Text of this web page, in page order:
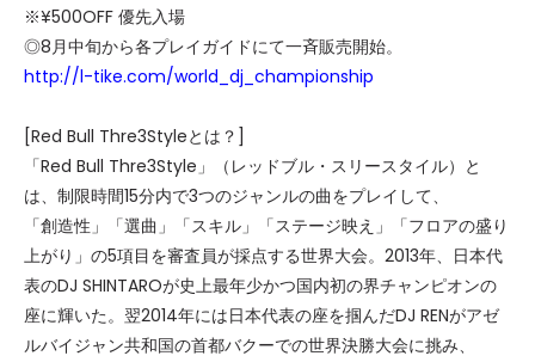
※¥500OFF 優先入場
◎8月中旬から各プレイガイドにて一斉販売開始。
http://l-tike.com/world_dj_championship
[Red Bull Thre3Styleとは？]
「Red Bull Thre3Style」（レッドブル・スリースタイル）と
は、制限時間15分内で3つのジャンルの曲をプレイして、
「創造性」「選曲」「スキル」「ステージ映え」「フロアの盛り
上がり」の5項目を審査員が採点する世界大会。2013年、日本代
表のDJ SHINTAROが史上最年少かつ国内初の界チャンピオンの
座に輝いた。翌2014年には日本代表の座を掴んだDJ RENがアゼ
ルバイジャン共和国の首都バクーでの世界決勝大会に挑み、